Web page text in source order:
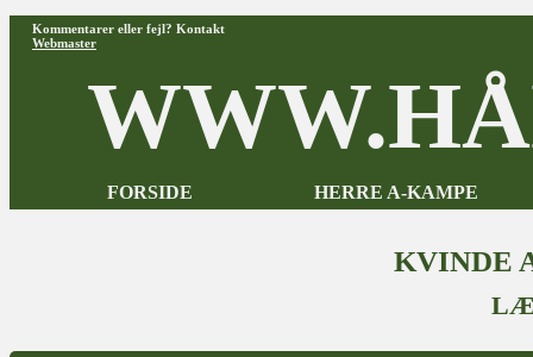
Kommentarer eller fejl? Kontakt
Webmaster
FORSIDE HERRE A-KAMPE
KVINDE